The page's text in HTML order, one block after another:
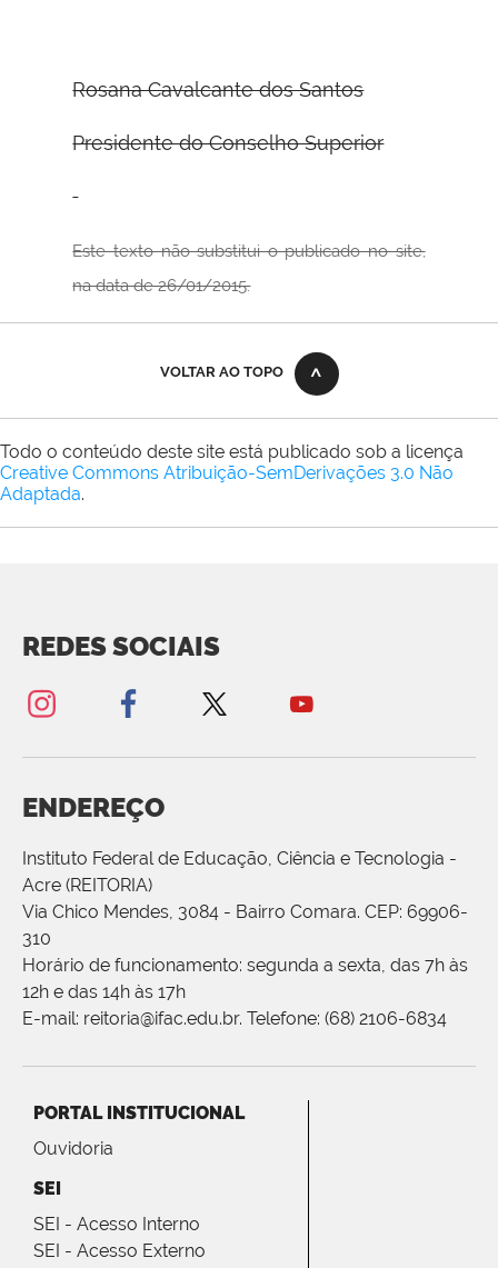
Rosana Cavalcante dos Santos
Presidente do Conselho Superior
Este texto não substitui o publicado no site,
na data de 26/01/2015.
VOLTAR AO TOPO
Todo o conteúdo deste site está publicado sob a licença
Creative Commons Atribuição-SemDerivações 3.0 Não
Adaptada.
REDES SOCIAIS
ENDEREÇO
Instituto Federal de Educação, Ciência e Tecnologia -
Acre (REITORIA)
Via Chico Mendes, 3084 - Bairro Comara. CEP: 69906-
310
Horário de funcionamento: segunda a sexta, das 7h às
12h e das 14h às 17h
E-mail: reitoria@ifac.edu.br. Telefone: (68) 2106-6834
PORTAL INSTITUCIONAL
Ouvidoria
SEI
SEI - Acesso Interno
SEI - Acesso Externo